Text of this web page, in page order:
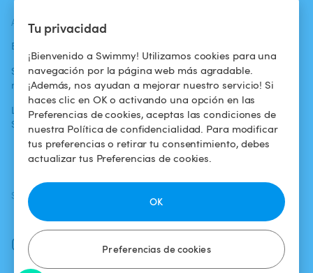
Tu privacidad
¡Bienvenido a Swimmy! Utilizamos cookies para una
navegación por la página web más agradable.
¡Además, nos ayudan a mejorar nuestro servicio! Si
haces clic en OK o activando una opción en las
Preferencias de cookies, aceptas las condiciones de
nuestra Política de confidencialidad. Para modificar
tus preferencias o retirar tu consentimiento, debes
actualizar tus Preferencias de cookies.
Preferencias de cookies
OK
ACTUALIDADES
Blog
Swimmy en los
medios
La aventura
Swimmy
Para los
propietarios
Alquilar mi
piscina
¿Cómo funciona?
Condiciones de
uso
Política de
confidencialidad
Aviso legal
SÍGUENOS
Facebook
Instagram